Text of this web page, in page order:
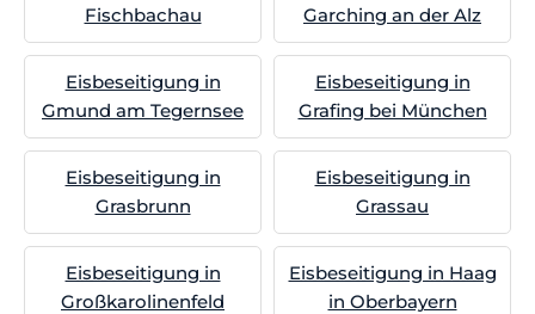
Fischbachau
Garching an der Alz
Eisbeseitigung in
Gmund am Tegernsee
Eisbeseitigung in
Grafing bei München
Eisbeseitigung in
Grasbrunn
Eisbeseitigung in
Grassau
Eisbeseitigung in
Großkarolinenfeld
Eisbeseitigung in Haag
in Oberbayern